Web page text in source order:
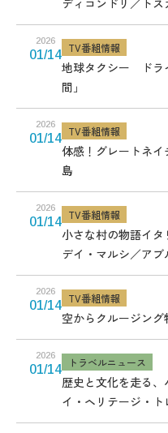
ディコンドリ／トス
2026
01/14
TV番組情報
地球タクシー ドラ
間」
2026
01/14
TV番組情報
体感！グレートネ
島
2026
01/14
TV番組情報
小さな村の物語イ
デイ・マルシ／アブ
2026
01/14
TV番組情報
空からクルージン
2026
01/14
トラベルニュース
歴史と文化を走る
イ・ヘリテージ・ト